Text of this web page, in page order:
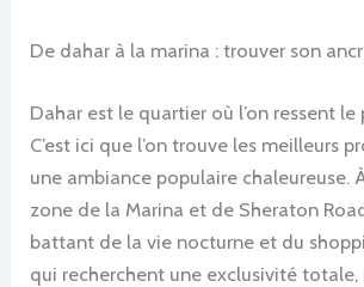
De dahar à la marina : trouver son
Dahar est le quartier où l’on ressent le
C’est ici que l’on trouve les meilleurs
une ambiance populaire chaleureuse.
zone de la Marina et de Sheraton
battant de la vie nocturne et du
qui recherchent une exclusivité totale,